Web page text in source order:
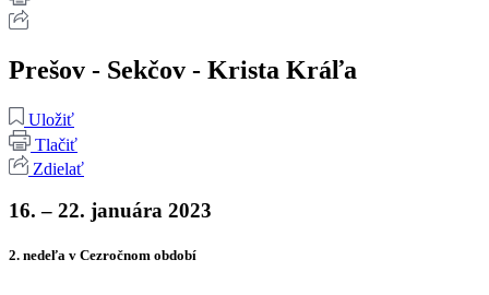
Prešov - Sekčov - Krista Kráľa
Uložiť
Tlačiť
Zdielať
16. – 22. januára 2023
2. nedeľa v Cezročnom období